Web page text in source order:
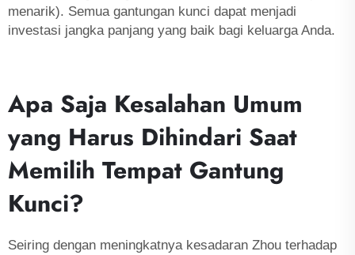
menarik). Semua gantungan kunci dapat menjadi
investasi jangka panjang yang baik bagi keluarga Anda.
Apa Saja Kesalahan Umum
yang Harus Dihindari Saat
Memilih Tempat Gantung
Kunci?
Seiring dengan meningkatnya kesadaran Zhou terhadap